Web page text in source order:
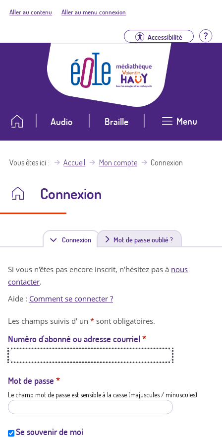
Aller au contenu Aller au menu connexion
Accessibilité
Audio Braille Menu
Vous êtes ici Accueil Mon compte Connexion
Connexion
Connexion(
n
t
a
t
i
Mot de passe oublié ?
Si vous n'êtes pas encore inscrit, n'hésitez pas à nous
contacter.
Aide : Comment se connecter ?
Les champs suivis d' un * sont obligatoires.
Numéro d'abonné ou adresse courriel *
Mot de passe *
Le champ mot de passe est sensible à la casse (majuscules / minuscules)
Se souvenir de moi